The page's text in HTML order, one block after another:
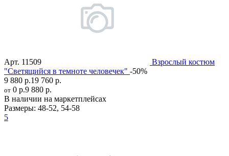
Арт. 11509
Взрослый костюм
"Светящийся в темноте человечек" -50%
9 880 р.19 760 р.
от 0 р.9 880 р.
В наличии на маркетплейсах
Размеры: 48-52, 54-58
5